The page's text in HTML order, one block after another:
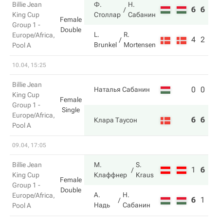
Billie Jean
King Cup
Group 1 -
Europe/Africa,
Pool A
Female
Double
Ф.
Столлар
Н.
Сабанин
6 6
L.
Brunkel
R.
Mortensen
4 2
10.04, 15:25
Billie Jean
King Cup
Group 1 -
Europe/Africa,
Pool A
Female
Single
Наталья Сабанин 0 0
Клара Таусон 6 6
09.04, 17:05
Billie Jean
King Cup
Group 1 -
Europe/Africa,
Pool A
Female
Double
М.
Клаффнер
S.
Kraus
1 6
А.
Надь
Н.
Сабанин
6 1